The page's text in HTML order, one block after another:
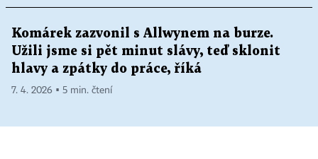
Komárek zazvonil s Allwynem na burze.
Užili jsme si pět minut slávy, teď sklonit
hlavy a zpátky do práce, říká
7. 4. 2026 ▪ 5 min. čtení